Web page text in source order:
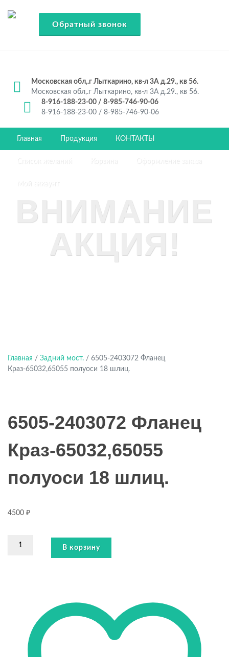
Обратный звонок
Московская обл,.г Лыткарино, кв-л 3А д.29., кв 56.
Московская обл,.г Лыткарино, кв-л 3А д.29., кв 56.
8-916-188-23-00 / 8-985-746-90-06
8-916-188-23-00 / 8-985-746-90-06
Главная Продукция КОНТАКТЫ
ВНИМАНИЕ
АКЦИЯ!
Главная / Задний мост. / 6505-2403072 Фланец
Краз-65032,65055 полуоси 18 шлиц.
6505-2403072 Фланец
Краз-65032,65055
полуоси 18 шлиц.
4500 ₽
В корзину